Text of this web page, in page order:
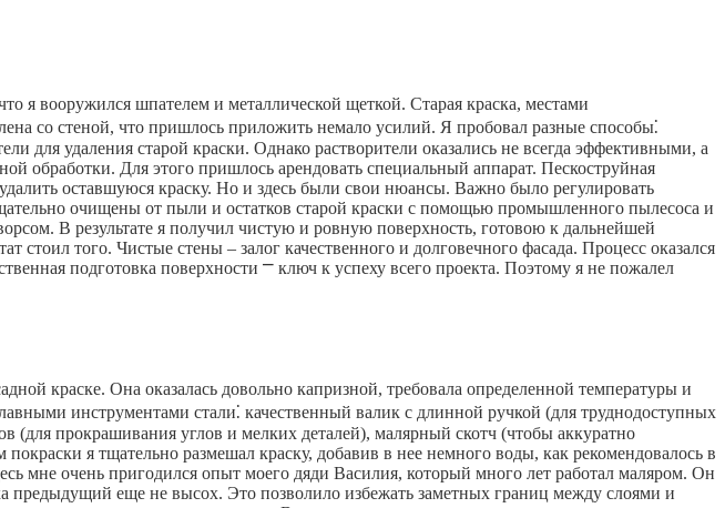
я вооружился шпателем и металлической щеткой. Старая краска, местами
со стеной, что пришлось приложить немало усилий. Я пробовал разные способы⁚
для удаления старой краски. Однако растворители оказались не всегда эффективными, а
обработки. Для этого пришлось арендовать специальный аппарат. Пескоструйная
оставшуюся краску. Но и здесь были свои нюансы. Важно было регулировать
очищены от пыли и остатков старой краски с помощью промышленного пылесоса и
В результате я получил чистую и ровную поверхность, готовою к дальнейшей
стоил того. Чистые стены – залог качественного и долговечного фасада. Процесс оказался
подготовка поверхности ⎻ ключ к успеху всего проекта. Поэтому я не пожалел
краске. Она оказалась довольно капризной, требовала определенной температуры и
инструментами стали⁚ качественный валик с длинной ручкой (для труднодоступных
прокрашивания углов и мелких деталей), малярный скотч (чтобы аккуратно
я тщательно размешал краску, добавив в нее немного воды, как рекомендовалось в
мне очень пригодился опыт моего дяди Василия, который много лет работал маляром. Он
предыдущий еще не высох. Это позволило избежать заметных границ между слоями и